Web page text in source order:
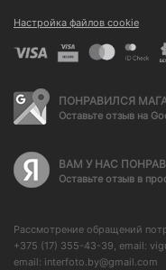
Настройка файлов cookie
ПОНРАВИЛСЯ
Оставьте отзыв на
ВАМ У НАС
Оставьте отзыв в
Рассмотрение обращений
+375 (17) 355-43-39, email:
email: interfoto.by@gmail.com